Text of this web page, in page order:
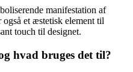
manifestation af
et æstetisk element til
touch til designet.
hvad bruges det til?